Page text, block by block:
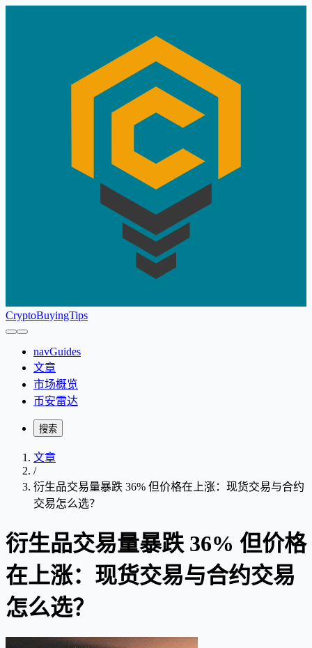
CryptoBuyingTips
navGuides
文章
市场概览
币安雷达
搜索
文章
/
衍生品交易量暴跌 36% 但价格在上涨：现货交易与合约
交易怎么选？
衍生品交易量暴跌 36% 但价格
在上涨：现货交易与合约交易
怎么选？